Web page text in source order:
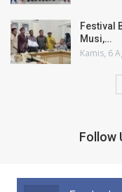
Festival
Musi,…
Kamis, 6
Follow